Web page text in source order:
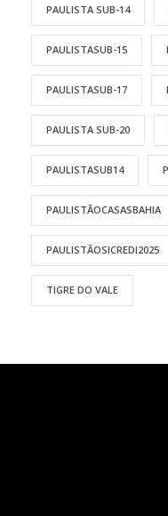
PAULISTA SUB-14
PAULISTASUB-15
PAULISTASUB-17
PAULISTA SUB-20
PAULISTASUB14
PAULISTÃOCASASBAHIA
PAULISTÃOSICREDI2025
TIGRE DO VALE